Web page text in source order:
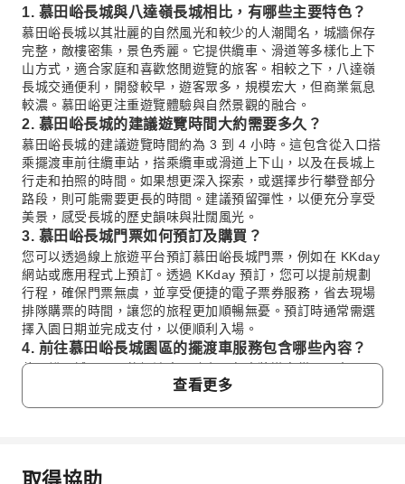
1. 慕田峪長城與八達嶺長城相比，有哪些主要特色？
慕田峪長城以其壯麗的自然風光和較少的人潮聞名，城牆保存
完整，敵樓密集，景色秀麗。它提供纜車、滑道等多樣化上下
山方式，適合家庭和喜歡悠閒遊覽的旅客。相較之下，八達嶺
長城交通便利，開發較早，遊客眾多，規模宏大，但商業氣息
較濃。慕田峪更注重遊覽體驗與自然景觀的融合。
2. 慕田峪長城的建議遊覽時間大約需要多久？
慕田峪長城的建議遊覽時間約為 3 到 4 小時。這包含從入口搭
乘擺渡車前往纜車站，搭乘纜車或滑道上下山，以及在長城上
行走和拍照的時間。如果想更深入探索，或選擇步行攀登部分
路段，則可能需要更長的時間。建議預留彈性，以便充分享受
美景，感受長城的歷史韻味與壯闊風光。
3. 慕田峪長城門票如何預訂及購買？
您可以透過線上旅遊平台預訂慕田峪長城門票，例如在 KKday
網站或應用程式上預訂。透過 KKday 預訂，您可以提前規劃
行程，確保門票無虞，並享受便捷的電子票券服務，省去現場
排隊購票的時間，讓您的旅程更加順暢無憂。預訂時通常需選
擇入園日期並完成支付，以便順利入場。
4. 前往慕田峪長城園區的擺渡車服務包含哪些內容？
慕田峪長城園區內的擺渡車服務主要負責將遊客從景區大門口
運送至纜車或索道站，以及返回大門口。這項服務的設計旨在
提供便利，讓遊客無需步行長距離即可抵達長城腳下，有效節
查看更多